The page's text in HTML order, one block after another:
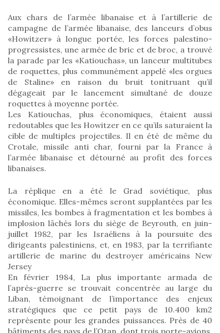
Aux chars de l’armée libanaise et à l’artillerie de
campagne de l’armée libanaise, des lanceurs d’obus
«Howitzer» à longue portée, les forces palestino-
progressistes, une armée de bric et de broc, a trouvé
la parade par les «Katiouchas», un lanceur multitubes
de roquettes, plus communément appelé «les orgues
de Staline» en raison du bruit tonitruant qu’il
dégageait par le lancement simultané de douze
roquettes à moyenne portée.
Les Katiouchas, plus économiques, étaient aussi
redoutables que les Howitzer en ce qu’ils saturaient la
cible de multiples projectiles. Il en été de même du
Crotale, missile anti char, fourni par la France à
l’armée libanaise et détourné au profit des forces
libanaises.
La réplique en a été le Grad soviétique, plus
économique. Elles-mêmes seront supplantées par les
missiles, les bombes à fragmentation et les bombes à
implosion lâchés lors du siège de Beyrouth, en juin-
juillet 1982, par les Israéliens à la poursuite des
dirigeants palestiniens, et, en 1983, par la terrifiante
artillerie de marine du destroyer américains New
Jersey
En février 1984, La plus importante armada de
l’après-guerre se trouvait concentrée au large du
Liban, témoignant de l’importance des enjeux
stratégiques que ce petit pays de 10.400 km2
représente pour les grandes puissances. Près de 40
bâtiments des pays de l’Otan, dont trois porte-avions,